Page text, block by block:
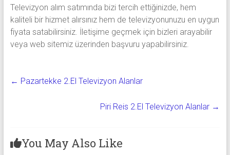
Televizyon alım satımında bizi tercih ettiğinizde, hem
kaliteli bir hizmet alırsınız hem de televizyonunuzu en uygun
fiyata satabilirsiniz. İletişime geçmek için bizleri arayabilir
veya web sitemiz üzerinden başvuru yapabilirsiniz.
← Pazartekke 2.El Televizyon Alanlar
Piri Reis 2.El Televizyon Alanlar →
You May Also Like